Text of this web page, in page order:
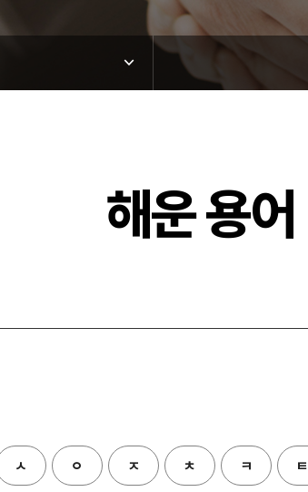
해운 용어
ㅅ ㅇ ㅈ ㅊ ㅋ ㅌ